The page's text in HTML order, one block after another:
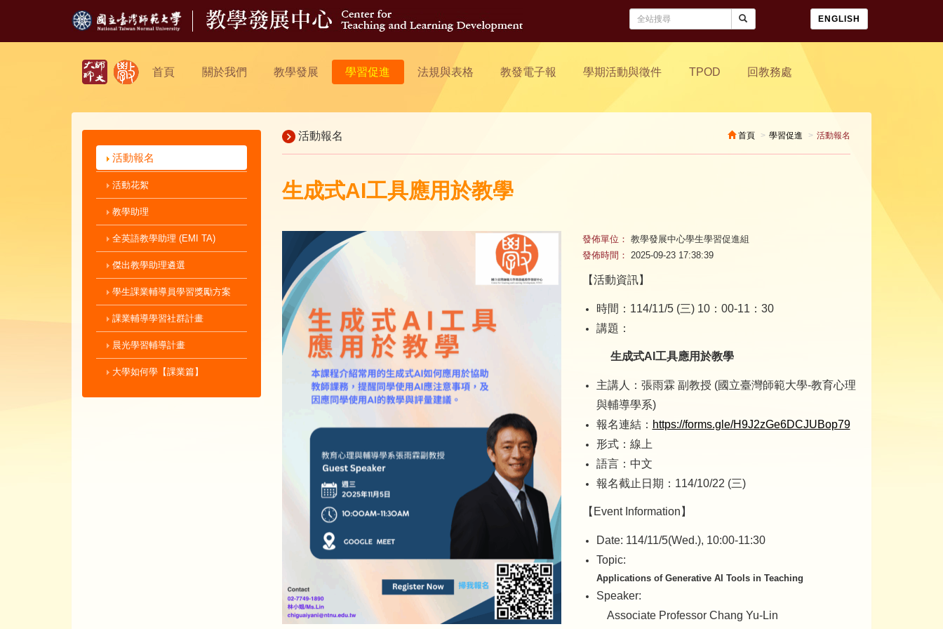
ENGLISH
首頁 關於我們 教學發展 學習促進 法規與表格 教發電子報 學期活動與徵件 TPOD 回教務處
活動報名
活動花絮
教學助理
全英語教學助理 (EMI TA)
傑出教學助理遴選
學生課業輔導員學習獎勵方案
課業輔導學習社群計畫
晨光學習輔導計畫
大學如何學【課業篇】
活動報名 首頁 學習促進 活動報名
生成式AI工具應用於教學
發佈單位： 教學發展中心學生學習促進組
發佈時間： 2025-09-23 17:38:39
【活動資訊】
時間：114/11/5 (三) 10：00-11：30
講題：
生成式AI工具應用於教學
主講人：張雨霖 副教授 (國立臺灣師範大學-教育心理
與輔導學系)
報名連結： https://forms.gle/H9J2zGe6DCJUBop79
形式：線上
語言：中文
報名截止日期：114/10/22 (三)
【Event Information】
Date: 114/11/5(Wed.), 10:00-11:30
Topic:
Applications of Generative AI Tools in Teaching
Speaker:
Associate Professor Chang Yu-Lin